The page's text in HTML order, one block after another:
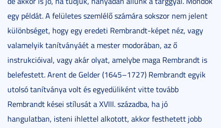
egy példát. A felületes szemlélő számára sokszor nem jelent
különbséget, hogy egy eredeti Rembrandt-képet néz, vagy
valamelyik tanítványáét a mester modorában, az ő
instrukcióival, vagy akár olyat, amelybe maga Rembrandt is
belefestett. Arent de Gelder (1645–1727) Rembrandt egyik
utolsó tanítványa volt és egyedüliként vitte tovább
Rembrandt kései stílusát a XVIII. századba, ha jó
hangulatban, isteni ihlettel alkotott, akkor festhetett jobb